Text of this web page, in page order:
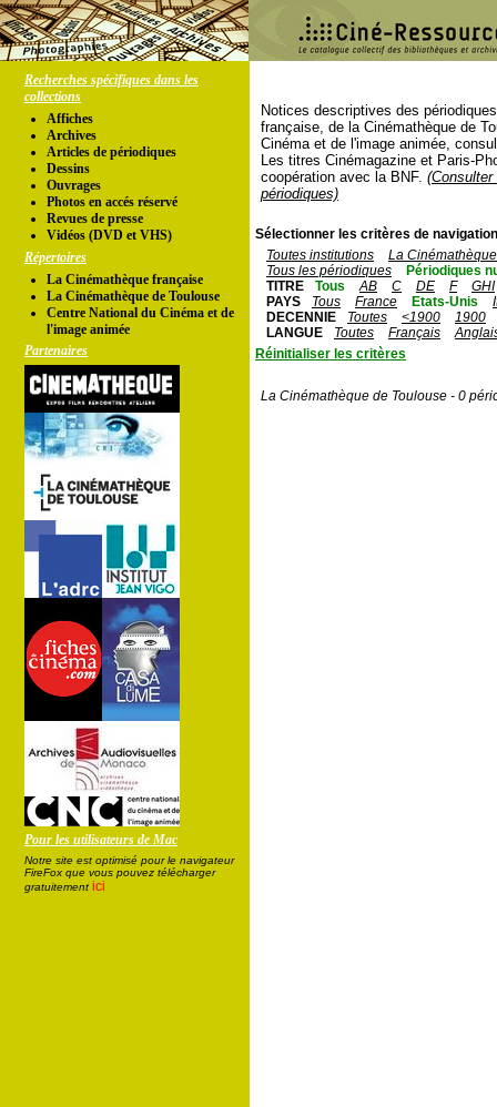
Recherches spécifiques dans les
collections
Affiches
Archives
Articles de périodiques
Dessins
Ouvrages
Photos en accés réservé
Revues de presse
Vidéos (DVD et VHS)
Répertoires
La Cinémathèque française
La Cinémathèque de Toulouse
Centre National du Cinéma et de
l'image animée
Partenaires
Pour les utilisateurs de Mac
Notre site est optimisé pour le navigateur
FireFox que vous pouvez télécharger
gratuitement ici
Notices descriptives des
française, de la Cinémathèque de
Cinéma et de l'image animée,
Les titres Cinémagazine et Paris-
coopération avec la BNF.
périodiques)
Sélectionner les critères de
Toutes institutions
La
Tous les périodiques
Périodiques
TITRE
Tous AB C DE F
GHI
PAYS
Tous France Etats-Unis
DECENNIE
Toutes <1900
1900
LANGUE
Toutes Français
Réinitialiser les critères
La Cinémathèque de Toulouse - 0